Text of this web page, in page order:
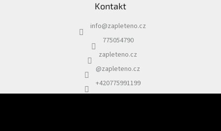
Kontakt
info@zapleteno.cz
775054790
zapleteno.cz
@zapleteno.cz
+420775991199